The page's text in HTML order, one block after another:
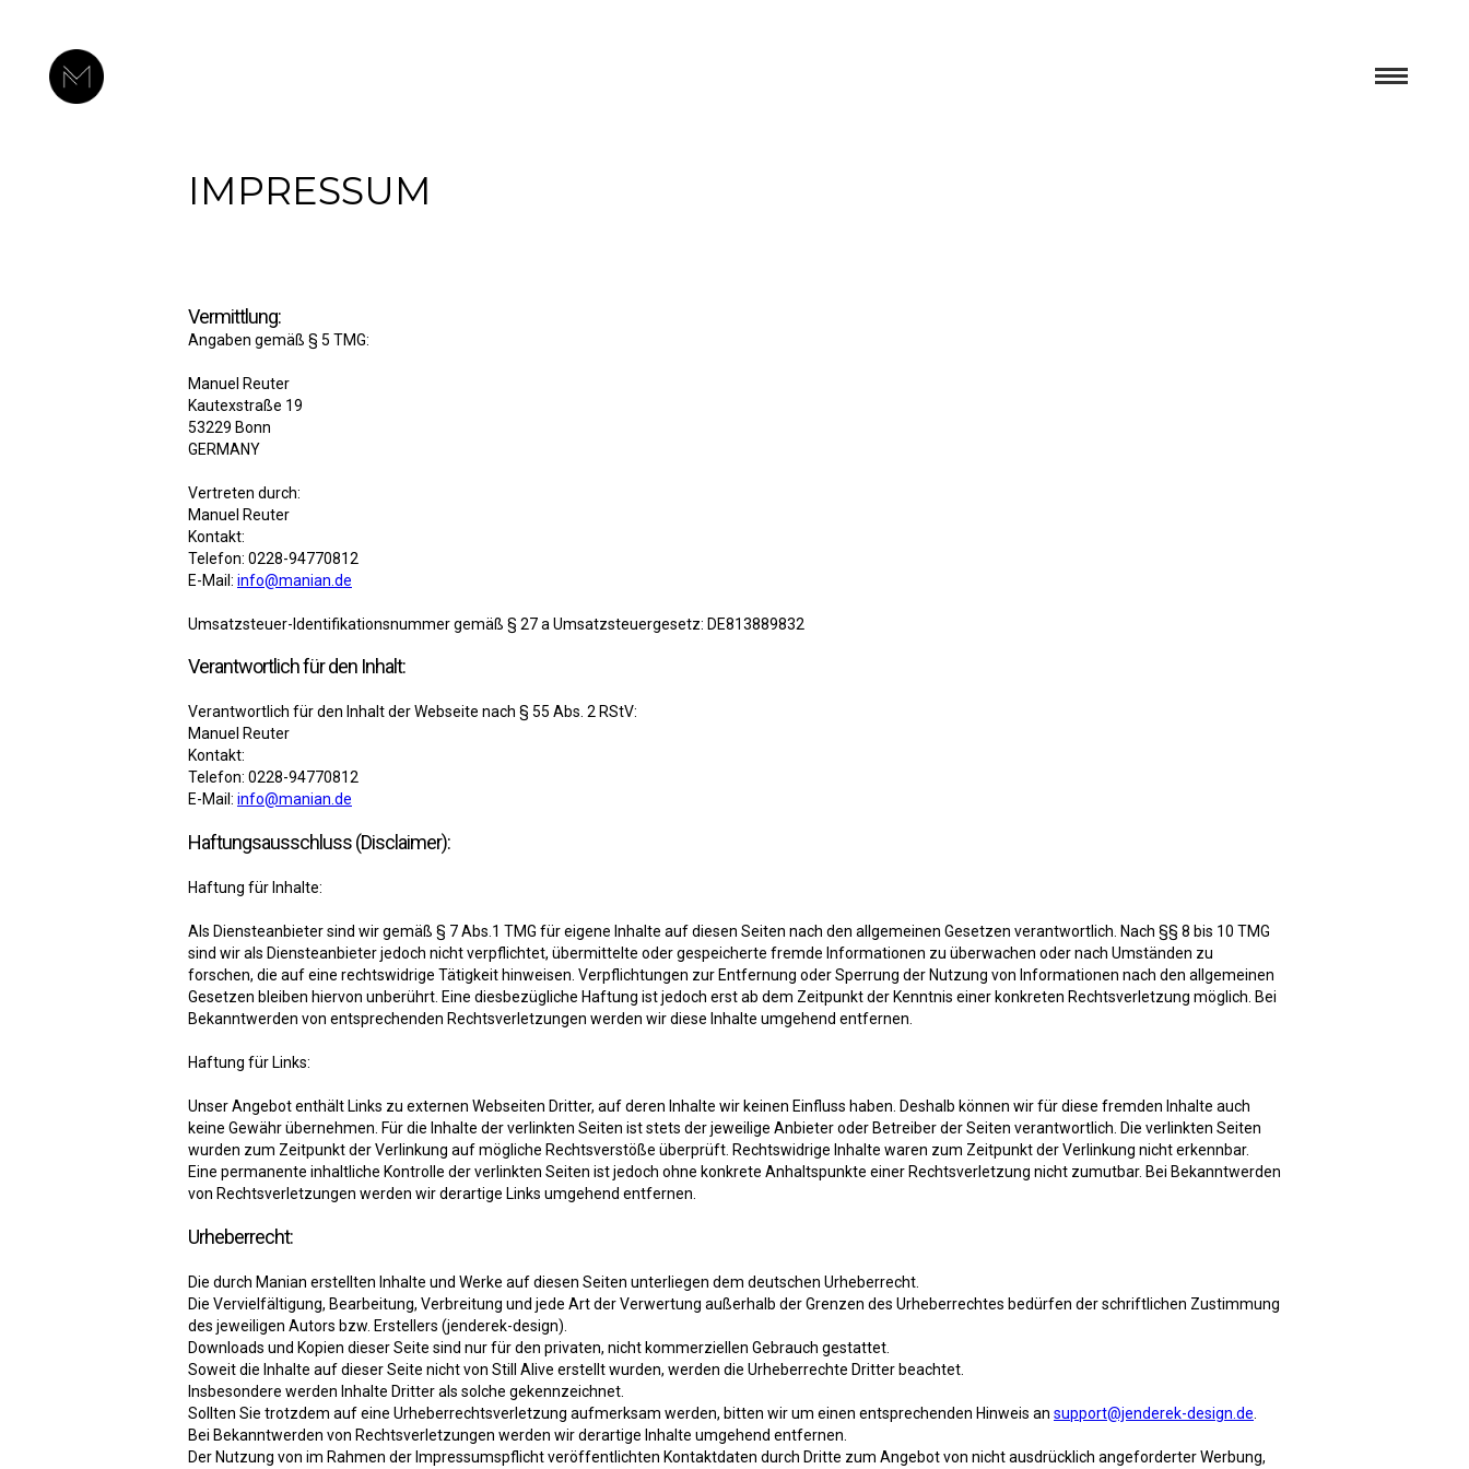
IMPRESSUM
Vermittlung:
Angaben gemäß § 5 TMG:
Manuel Reuter
Kautexstraße 19
53229 Bonn
GERMANY
Vertreten durch:
Manuel Reuter
Kontakt:
Telefon: 0228-94770812
E-Mail: info@manian.de
Umsatzsteuer-Identifikationsnummer gemäß § 27 a Umsatzsteuergesetz: DE813889832
Verantwortlich für den Inhalt:
Verantwortlich für den Inhalt der Webseite nach § 55 Abs. 2 RStV:
Manuel Reuter
Kontakt:
Telefon: 0228-94770812
E-Mail: info@manian.de
Haftungsausschluss (Disclaimer):
Haftung für Inhalte:
Als Diensteanbieter sind wir gemäß § 7 Abs.1 TMG für eigene Inhalte auf diesen Seiten nach den allgemeinen Gesetzen verantwortlich. Nach §§ 8 bis 10 TMG
sind wir als Diensteanbieter jedoch nicht verpflichtet, übermittelte oder gespeicherte fremde Informationen zu überwachen oder nach Umständen zu
forschen, die auf eine rechtswidrige Tätigkeit hinweisen. Verpflichtungen zur Entfernung oder Sperrung der Nutzung von Informationen nach den allgemeinen
Gesetzen bleiben hiervon unberührt. Eine diesbezügliche Haftung ist jedoch erst ab dem Zeitpunkt der Kenntnis einer konkreten Rechtsverletzung möglich. Bei
Bekanntwerden von entsprechenden Rechtsverletzungen werden wir diese Inhalte umgehend entfernen.
Haftung für Links:
Unser Angebot enthält Links zu externen Webseiten Dritter, auf deren Inhalte wir keinen Einfluss haben. Deshalb können wir für diese fremden Inhalte auch
keine Gewähr übernehmen. Für die Inhalte der verlinkten Seiten ist stets der jeweilige Anbieter oder Betreiber der Seiten verantwortlich. Die verlinkten Seiten
wurden zum Zeitpunkt der Verlinkung auf mögliche Rechtsverstöße überprüft. Rechtswidrige Inhalte waren zum Zeitpunkt der Verlinkung nicht erkennbar.
Eine permanente inhaltliche Kontrolle der verlinkten Seiten ist jedoch ohne konkrete Anhaltspunkte einer Rechtsverletzung nicht zumutbar. Bei Bekanntwerden
von Rechtsverletzungen werden wir derartige Links umgehend entfernen.
Urheberrecht:
Die durch Manian erstellten Inhalte und Werke auf diesen Seiten unterliegen dem deutschen Urheberrecht.
Die Vervielfältigung, Bearbeitung, Verbreitung und jede Art der Verwertung außerhalb der Grenzen des Urheberrechtes bedürfen der schriftlichen Zustimmung
des jeweiligen Autors bzw. Erstellers (jenderek-design).
Downloads und Kopien dieser Seite sind nur für den privaten, nicht kommerziellen Gebrauch gestattet.
Soweit die Inhalte auf dieser Seite nicht von Still Alive erstellt wurden, werden die Urheberrechte Dritter beachtet.
Insbesondere werden Inhalte Dritter als solche gekennzeichnet.
Sollten Sie trotzdem auf eine Urheberrechtsverletzung aufmerksam werden, bitten wir um einen entsprechenden Hinweis an support@jenderek-design.de
Bei Bekanntwerden von Rechtsverletzungen werden wir derartige Inhalte umgehend entfernen.
Der Nutzung von im Rahmen der Impressumspflicht veröffentlichten Kontaktdaten durch Dritte zum Angebot von nicht ausdrücklich angeforderter Werbung,